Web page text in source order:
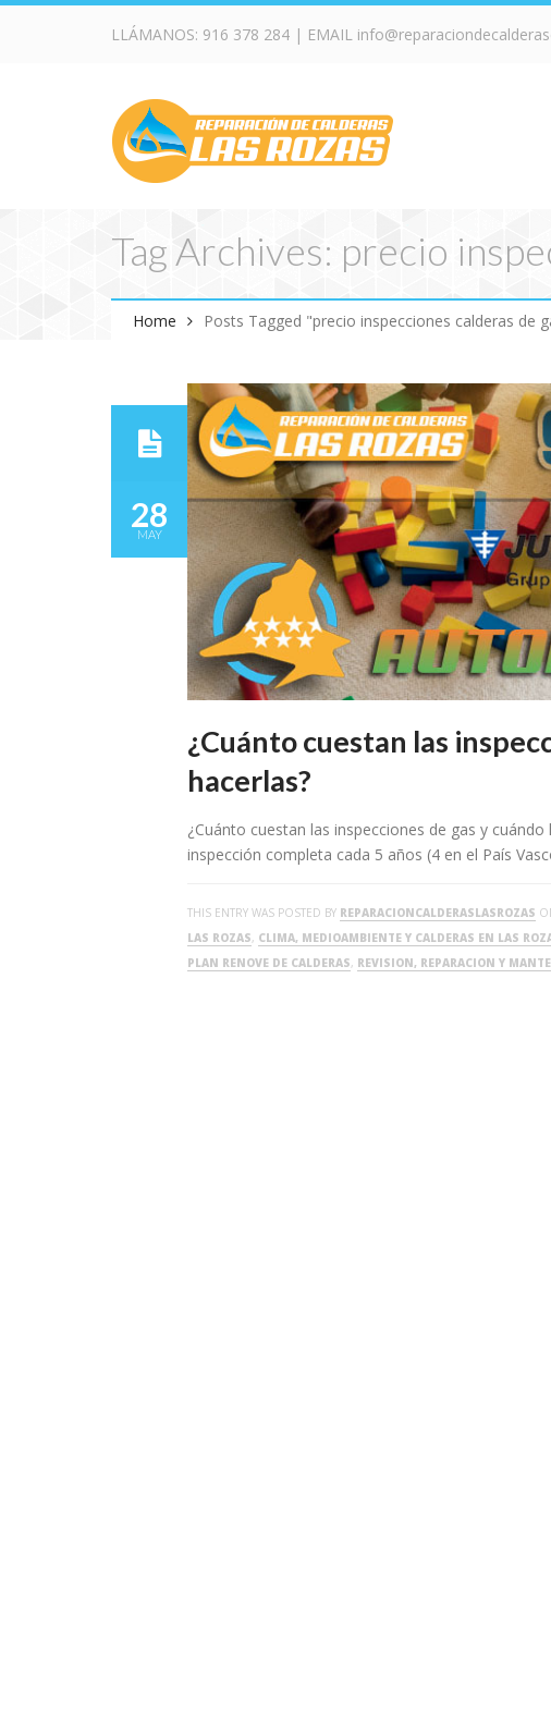
LLÁMANOS: 916 378 284 | EMAIL
Tag Archives: precio
Home Posts Tagged "precio inspecciones calderas de
28
MAY
¿Cuánto cuestan las
hacerlas?
¿Cuánto cuestan las inspecciones de gas y
inspección completa cada 5 años (4 en el País
THIS ENTRY WAS POSTED BY REPARACIONCALDERASLASROZAS
LAS ROZAS, CLIMA, MEDIOAMBIENTE Y CALDERAS EN LAS
PLAN RENOVE DE CALDERAS, REVISION, REPARACION Y